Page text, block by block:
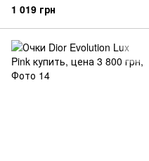
1 019 грн